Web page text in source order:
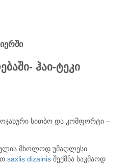
ჰაი-ტეკი
სითბო და კომფორტი –
მხოლოდ უმაღლესი
saxlis dizainis შექმნა საკმაოდ